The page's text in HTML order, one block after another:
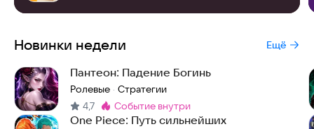
Новинки недели Ещё
Пантеон: Падение Богинь
Ролевые · Стратегии
4,7 Метка:
событие внутри
One Piece: Путь сильнейших